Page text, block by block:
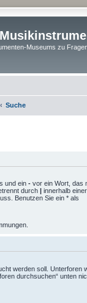
Museums zu
Suche
und ein - vor ein Wort, das
durch | innerhalb einer
Benutzen Sie ein * als
werden soll. Unterforen
durchsuchen“ unten